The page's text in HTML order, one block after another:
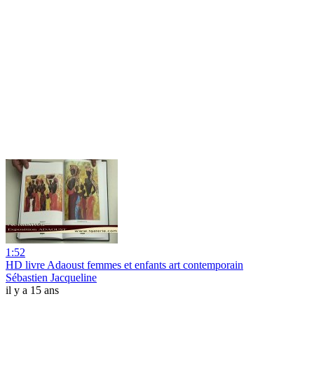
1:52
HD livre Adaoust femmes et enfants art contemporain
Sébastien Jacqueline
il y a 15 ans